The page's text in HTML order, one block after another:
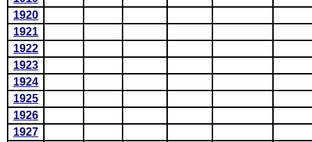
1920
1921
1922
1923
1924
1925
1926
1927